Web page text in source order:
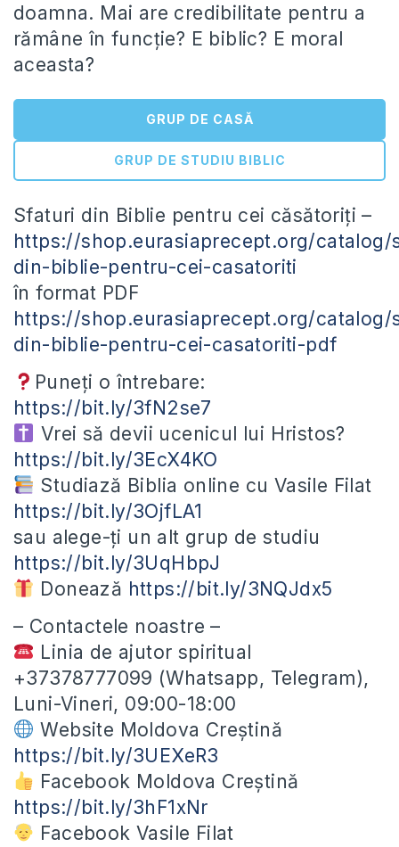
doamna. Mai are credibilitate pentru a
rămâne în funcție? E biblic? E moral
aceasta?
GRUP DE CASĂ
GRUP DE STUDIU BIBLIC
Sfaturi din Biblie pentru cei căsătoriți –
https://shop.eurasiaprecept.org/
din-biblie-pentru-cei-casatoriti
în format PDF
https://shop.eurasiaprecept.org/
din-biblie-pentru-cei-casatoriti-pdf
Puneți o întrebare:
https://bit.ly/3fN2se7
Vrei să devii ucenicul lui Hristos?
https://bit.ly/3EcX4KO
Studiază Biblia online cu Vasile Filat
https://bit.ly/3OjfLA1
sau alege-ți un alt grup de studiu
https://bit.ly/3UqHbpJ
Donează https://bit.ly/3NQJdx5
– Contactele noastre –
Linia de ajutor spiritual
+37378777099 (Whatsapp, Telegram),
Luni-Vineri, 09:00-18:00
Website Moldova Creștină
https://bit.ly/3UEXeR3
Facebook Moldova Creștină
https://bit.ly/3hF1xNr
Facebook Vasile Filat